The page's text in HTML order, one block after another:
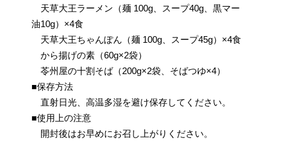
天草大王ラーメン（麺 100g、スープ40g、黒マー
油10g）×4食
天草大王ちゃんぽん（麺 100g、スープ45g）×4食
から揚げの素（60g×2袋）
苓州屋の十割そば（200g×2袋、そばつゆ×4）
■保存方法
直射日光、高温多湿を避け保存してください。
■使用上の注意
開封後はお早めにお召し上がりください。